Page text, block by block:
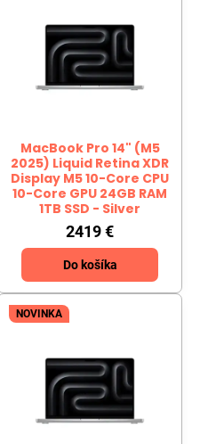
MacBook Pro 14" (M5
2025) Liquid Retina XDR
Display M5 10-Core CPU
10-Core GPU 24GB RAM
1TB SSD - Silver
2419 €
Do košíka
NOVINKA